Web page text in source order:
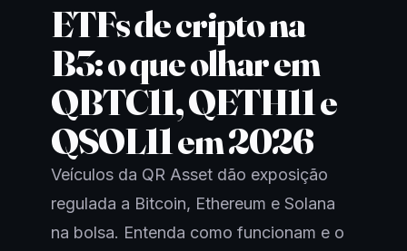
ETFs de cripto na
B3: o que olhar em
QBTC11, QETH11 e
QSOL11 em 2026
Veículos da QR Asset dão exposição
regulada a Bitcoin, Ethereum e Solana
na bolsa. Entenda como funcionam e o